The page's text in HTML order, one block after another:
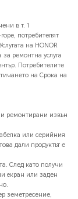
в т. 1
потребителят
на HONOR
ремонтна услуга
Потребителите
на Срока на
ремонтирани извън
или серийния
дали продуктът е
След като получи
eкран или заден
земетресение,